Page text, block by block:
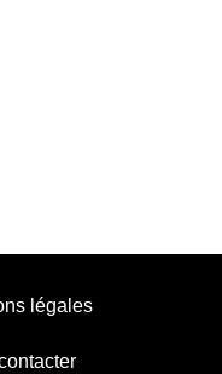
légales